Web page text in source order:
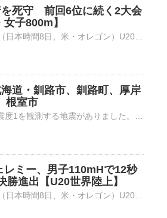
を死守 前回6位に続く2大会
子800m】
道・釧路市、釧路町、厚岸
根室市
ミー、男子110mHで12秒
進出【U20世界陸上】